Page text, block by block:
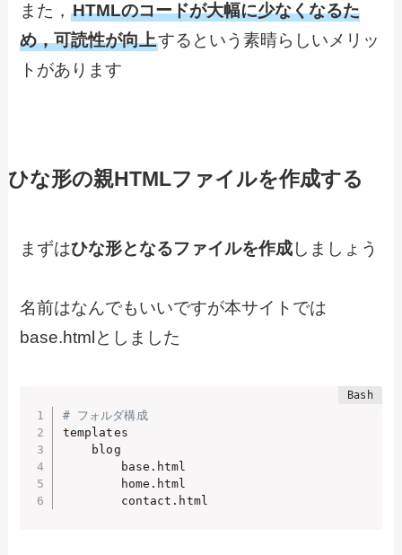
また，HTMLのコードが大幅に少なくなるた
め，可読性が向上するという素晴らしいメリッ
トがあります
ひな形の親HTMLファイルを作成する
まずはひな形となるファイルを作成しましょう
名前はなんでもいいですが本サイトでは
base.htmlとしました
# フォルダ構成
templates
    blog
        base.html
        home.html
        contact.html